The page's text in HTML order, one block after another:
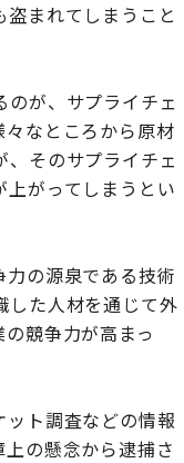
まれてしまうこと
が、サプライチェ
なところから原材
そのサプライチェ
がってしまうとい
の源泉である技術
した人材を通じて外
競争力が高まっ
ト調査などの情報
の懸念から逮捕さ